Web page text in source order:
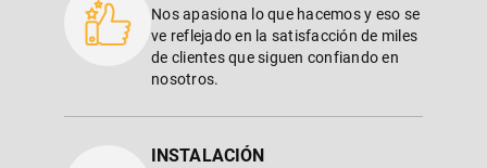
Nos apasiona lo que hacemos y eso se
ve reflejado en la satisfacción de miles
de clientes que siguen confiando en
nosotros.
INSTALACIÓN